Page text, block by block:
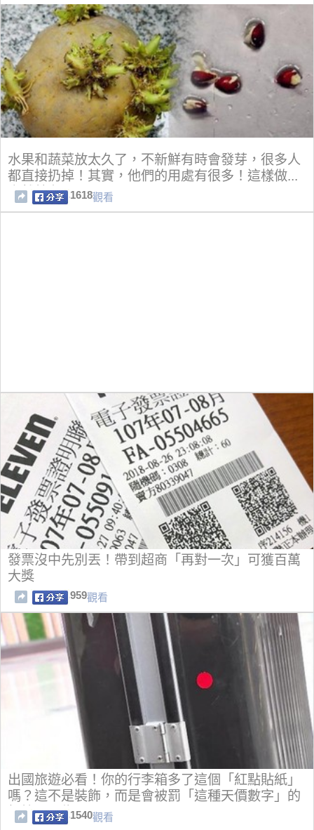
水果和蔬菜放太久了，不新鮮有時會發芽，很多人
都直接扔掉！其實，他們的用處有很多！這樣做...
竟然就有
1618觀看
發票沒中先別丟！帶到超商「再對一次」可獲百萬
大獎
959觀看
出國旅遊必看！你的行李箱多了這個「紅點貼紙」
嗎？這不是裝飾，而是會被罰「這種天價數字」的
標籤！因為...
1540觀看